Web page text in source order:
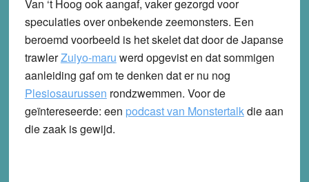
Van ‘t Hoog ook aangaf, vaker gezorgd voor
speculaties over onbekende zeemonsters. Een
beroemd voorbeeld is het skelet dat door de Japanse
trawlerZuiyo-maru werd opgevist en dat sommigen
aanleiding gaf om te denken dat er nu nog
Plesiosaurussen rondzwemmen. Voor de
geïntereseerde: een podcast van Monstertalkdie aan
die zaak is gewijd.